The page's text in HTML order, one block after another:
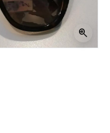
zoom_in